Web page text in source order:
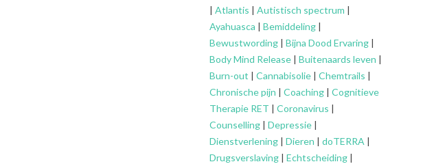
| Atlantis | Autistisch spectrum |
Ayahuasca | Bemiddeling |
Bewustwording | Bijna Dood Ervaring |
Body Mind Release | Buitenaards leven |
Burn-out | Cannabisolie | Chemtrails |
Chronische pijn | Coaching | Cognitieve
Therapie RET | Coronavirus |
Counselling | Depressie |
Dienstverlening | Dieren | doTERRA |
Drugsverslaving | Echtscheiding |